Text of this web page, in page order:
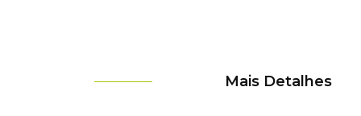
Mais Detalhes